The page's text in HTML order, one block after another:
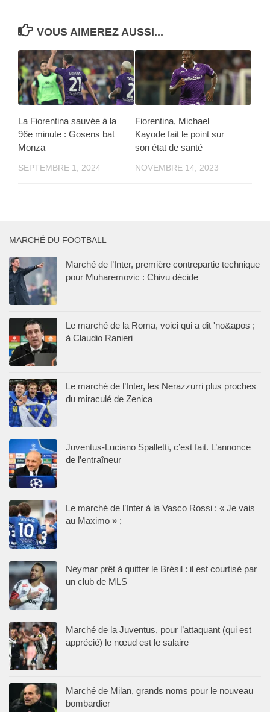
VOUS AIMEREZ AUSSI...
La Fiorentina sauvée à la
96e minute : Gosens bat
Monza
SEPTEMBRE 1, 2024
Fiorentina, Michael
Kayode fait le point sur
son état de santé
NOVEMBRE 14, 2023
MARCHÉ DU FOOTBALL
Marché de l’Inter, première contrepartie technique
pour Muharemovic : Chivu décide
Le marché de la Roma, voici qui a dit 'no&apos ;
à Claudio Ranieri
Le marché de l’Inter, les Nerazzurri plus proches
du miraculé de Zenica
Juventus-Luciano Spalletti, c’est fait. L’annonce
de l’entraîneur
Le marché de l’Inter à la Vasco Rossi : « Je vais
au Maximo » ;
Neymar prêt à quitter le Brésil : il est courtisé par
un club de MLS
Marché de la Juventus, pour l’attaquant (qui est
apprécié) le nœud est le salaire
Marché de Milan, grands noms pour le nouveau
bombardier